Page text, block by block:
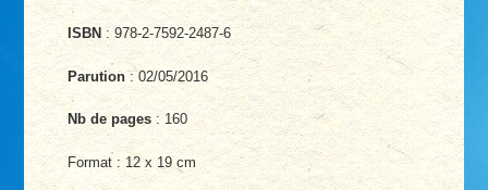
ISBN : 978-2-7592-2487-6
Parution: 02/05/2016
Nb de pages : 160
Format : 12 x 19 cm